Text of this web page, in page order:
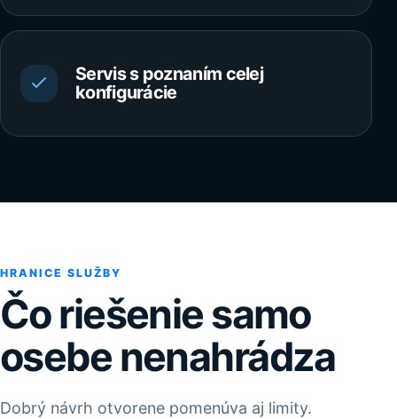
Servis s poznaním celej
konfigurácie
HRANICE SLUŽBY
Čo riešenie samo
osebe nenahrádza
Dobrý návrh otvorene pomenúva aj limity.